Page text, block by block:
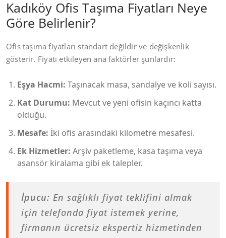
Kadıköy Ofis Taşıma Fiyatları Neye
Göre Belirlenir?
Ofis taşıma fiyatları standart değildir ve değişkenlik
gösterir. Fiyatı etkileyen ana faktörler şunlardır:
Eşya Hacmi: Taşınacak masa, sandalye ve koli sayısı.
Kat Durumu: Mevcut ve yeni ofisin kaçıncı katta
olduğu.
Mesafe: İki ofis arasındaki kilometre mesafesi.
Ek Hizmetler: Arşiv paketleme, kasa taşıma veya
asansör kiralama gibi ek talepler.
İpucu: En sağlıklı fiyat teklifini almak
için telefonda fiyat istemek yerine,
firmanın ücretsiz ekspertiz hizmetinden